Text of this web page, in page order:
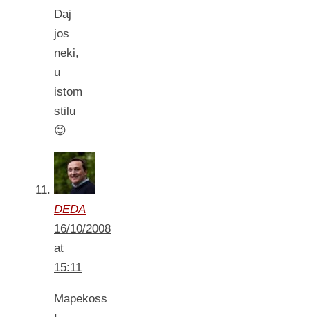
Daj
jos
neki,
u
istom
stilu
😉
DEDA
16/10/2008
at
15:11
Mapekoss